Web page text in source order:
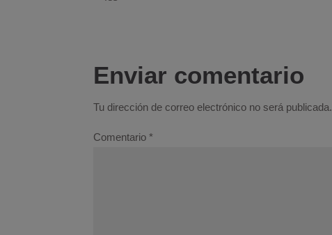
Enviar comentario
Tu dirección de correo electrónico no será publicada.
Comentario*